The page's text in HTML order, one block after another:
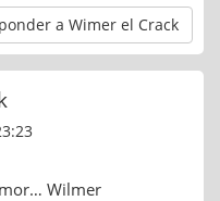
a Wimer el Crack
Wilmer